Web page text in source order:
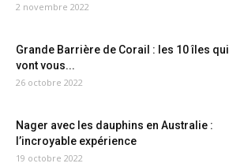
2 novembre 2022
Grande Barrière de Corail : les 10 îles qui
vont vous...
26 octobre 2022
Nager avec les dauphins en Australie :
l’incroyable expérience
19 octobre 2022